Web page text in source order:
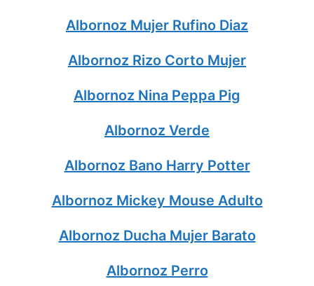
Albornoz Mujer Rufino Diaz
Albornoz Rizo Corto Mujer
Albornoz Nina Peppa Pig
Albornoz Verde
Albornoz Bano Harry Potter
Albornoz Mickey Mouse Adulto
Albornoz Ducha Mujer Barato
Albornoz Perro